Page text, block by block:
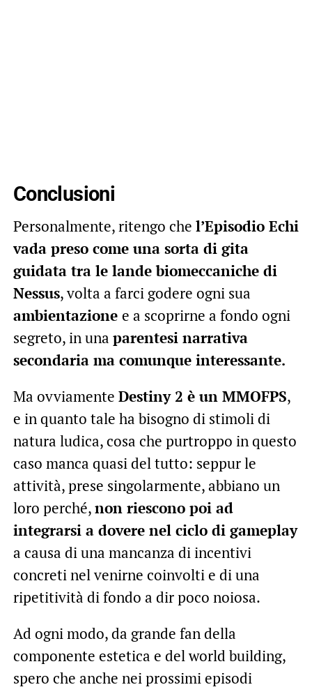
Conclusioni
Personalmente, ritengo che l’Episodio Echi
vada preso come una sorta di gita
guidata tra le lande biomeccaniche di
Nessus, volta a farci godere ogni sua
ambientazione e a scoprirne a fondo ogni
segreto, in una parentesi narrativa
secondaria ma comunque interessante.
Ma ovviamente Destiny 2 è un MMOFPS,
e in quanto tale ha bisogno di stimoli di
natura ludica, cosa che purtroppo in questo
caso manca quasi del tutto: seppur le
attività, prese singolarmente, abbiano un
loro perché,non riescono poi ad
integrarsi a dovere nel ciclo di gameplay
a causa di una mancanza di incentivi
concreti nel venirne coinvolti e di una
ripetitività di fondo a dir poco noiosa.
Ad ogni modo, da grande fan della
componente estetica e del world building,
spero che anche nei prossimi episodi